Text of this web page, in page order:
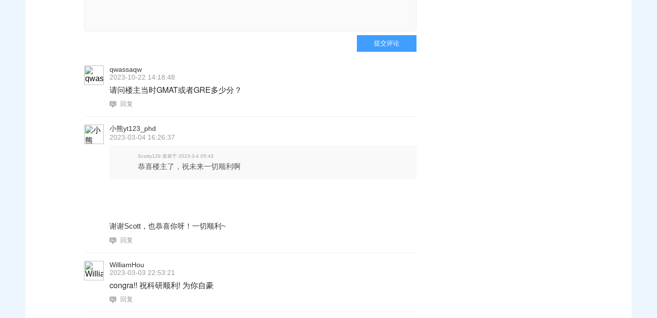
提交评论
qwassaqw
2023-10-22 14:18:48
请问楼主当时GMAT或者GRE多少分？
回复
小熊yt123_phd
2023-03-04 16:26:37
Scotty129 发表于 2023-3-4 05:43
恭喜楼主了，祝未来一切顺利啊
谢谢Scott，也恭喜你呀！一切顺利~
回复
WilliamHou
2023-03-03 22:53:21
congra!! 祝科研顺利! 为你自豪
回复